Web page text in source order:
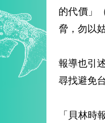
的代價」
脅，勿以
報導也引
尋找避免
「貝林